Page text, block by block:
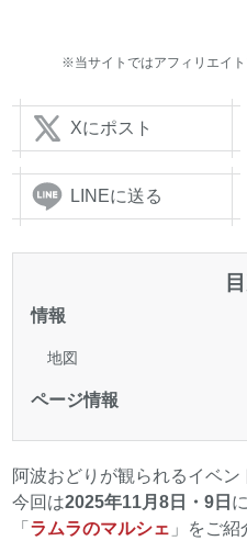
※当サイトではアフィリエイト
Xにポスト
LINEに送る
情報
地図
ページ情報
阿波おどりが観られるイベン
今回は2025年11月8日・9日
「 ラムラのマルシェ 」をご紹